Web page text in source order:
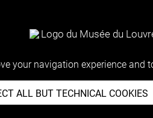
your navigation experience and
ALL BUT TECHNICAL COOKIES